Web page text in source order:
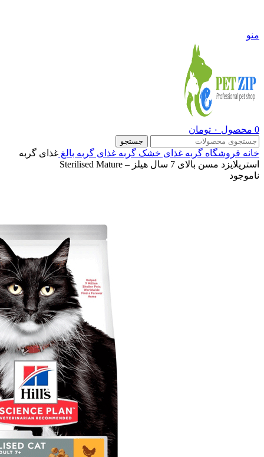
منو
0 محصول ۰ تومان
جستجو
خانه فروشگاه گربه غذای خشک گربه غذای گربه بالغ غذای گربه
استریلایزد مسن بالای 7 سال هیلز – Sterilised Mature
ناموجود